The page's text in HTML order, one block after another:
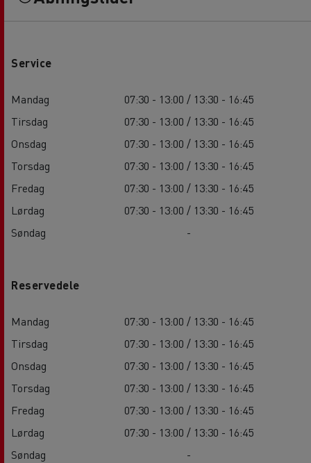
Service
Mandag
07:30 - 13:00 / 13:30 - 16:45
Tirsdag
07:30 - 13:00 / 13:30 - 16:45
Onsdag
07:30 - 13:00 / 13:30 - 16:45
Torsdag
07:30 - 13:00 / 13:30 - 16:45
Fredag
07:30 - 13:00 / 13:30 - 16:45
Lørdag
07:30 - 13:00 / 13:30 - 16:45
Søndag
-
Reservedele
Mandag
07:30 - 13:00 / 13:30 - 16:45
Tirsdag
07:30 - 13:00 / 13:30 - 16:45
Onsdag
07:30 - 13:00 / 13:30 - 16:45
Torsdag
07:30 - 13:00 / 13:30 - 16:45
Fredag
07:30 - 13:00 / 13:30 - 16:45
Lørdag
07:30 - 13:00 / 13:30 - 16:45
Søndag
-